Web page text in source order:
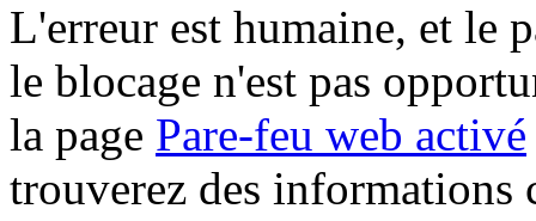
L'erreur est humaine, et le
le blocage n'est pas
la page Pare-feu web activé
trouverez des informations